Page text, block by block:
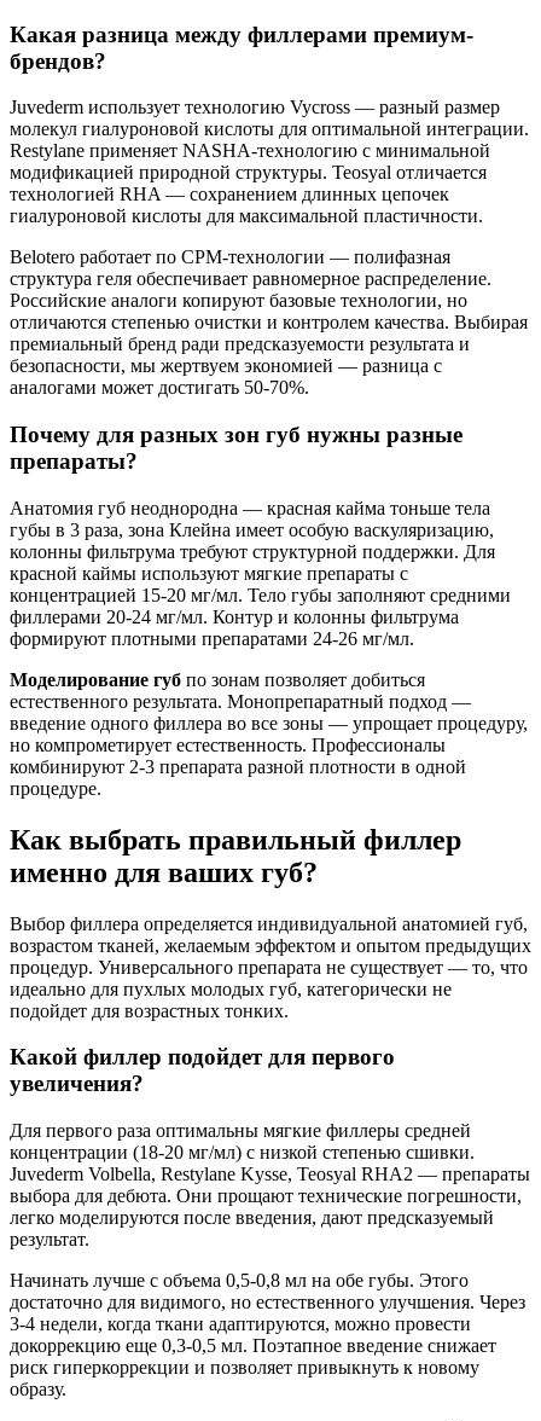
Какая разница между филлерами премиум-
брендов?
Juvederm использует технологию Vycross — разный размер
молекул гиалуроновой кислоты для оптимальной интеграции.
Restylane применяет NASHA-технологию с минимальной
модификацией природной структуры. Teosyal отличается
технологией RHA — сохранением длинных цепочек
гиалуроновой кислоты для максимальной пластичности.
Belotero работает по CPM-технологии — полифазная
структура геля обеспечивает равномерное распределение.
Российские аналоги копируют базовые технологии, но
отличаются степенью очистки и контролем качества. Выбирая
премиальный бренд ради предсказуемости результата и
безопасности, мы жертвуем экономией — разница с
аналогами может достигать 50-70%.
Почему для разных зон губ нужны разные
препараты?
Анатомия губ неоднородна — красная кайма тоньше тела
губы в 3 раза, зона Клейна имеет особую васкуляризацию,
колонны фильтрума требуют структурной поддержки. Для
красной каймы используют мягкие препараты с
концентрацией 15-20 мг/мл. Тело губы заполняют средними
филлерами 20-24 мг/мл. Контур и колонны фильтрума
формируют плотными препаратами 24-26 мг/мл.
Моделирование губ по зонам позволяет добиться
естественного результата. Монопрепаратный подход —
введение одного филлера во все зоны — упрощает процедуру,
но компрометирует естественность. Профессионалы
комбинируют 2-3 препарата разной плотности в одной
процедуре.
Как выбрать правильный филлер
именно для ваших губ?
Выбор филлера определяется индивидуальной анатомией губ,
возрастом тканей, желаемым эффектом и опытом предыдущих
процедур. Универсального препарата не существует — то, что
идеально для пухлых молодых губ, категорически не
подойдет для возрастных тонких.
Какой филлер подойдет для первого
увеличения?
Для первого раза оптимальны мягкие филлеры средней
концентрации (18-20 мг/мл) с низкой степенью сшивки.
Juvederm Volbella, Restylane Kysse, Teosyal RHA2 — препараты
выбора для дебюта. Они прощают технические погрешности,
легко моделируются после введения, дают предсказуемый
результат.
Начинать лучше с объема 0,5-0,8 мл на обе губы. Этого
достаточно для видимого, но естественного улучшения. Через
3-4 недели, когда ткани адаптируются, можно провести
докоррекцию еще 0,3-0,5 мл. Поэтапное введение снижает
риск гиперкоррекции и позволяет привыкнуть к новому
образу.